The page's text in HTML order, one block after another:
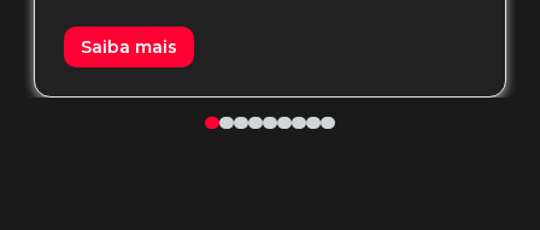
Saiba mais